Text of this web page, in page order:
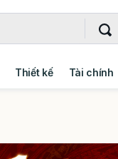
Thiết kế Tài chính